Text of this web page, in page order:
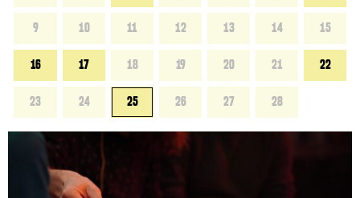
9 10 11 12 13 14 15
16 17 18 19 20 21 22
23 24 25 26 27 28